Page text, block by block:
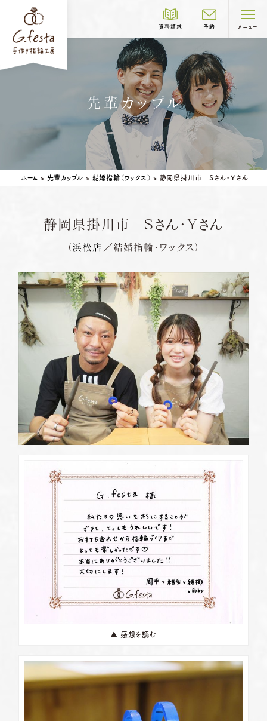
資料請求 予約 メニュー
G.festaについて
制作コース紹介
COURSE
結婚指輪 婚約指輪
ベビーリング 結婚記念日リング
デザイン事例
よくある質問
お店を探す
資料請求
ブログ・新着情報
先輩カップル
ホーム > 先輩カップル > 結婚指輪（ワックス） > 静岡県掛川市 Ｓさん・Ｙさん
静岡県掛川市 Ｓさん・Ｙさん
（浜松店／結婚指輪・ワックス）
▲ 感想を読む
岐阜本店 TEL.058-265-2756
※祝日の場合は営業
名古屋店 TEL.052-261-6676
定休日
第2・第4火曜日・毎週水曜日
※祝日の場合は営業
岡崎店 TEL.0564-74-8033
営業時間 10:00〜18:30
定休日
火曜日・水曜日
※祝日の場合は営業
三重店 TEL.059-392-6577
営業時間 10:00〜18:30
定休日
火曜日・水曜日
※祝日の場合は営業
浜松店 TEL.053-455-2177
10:00〜18:30
定休日
火曜日・水曜日
※祝日の場合は営業